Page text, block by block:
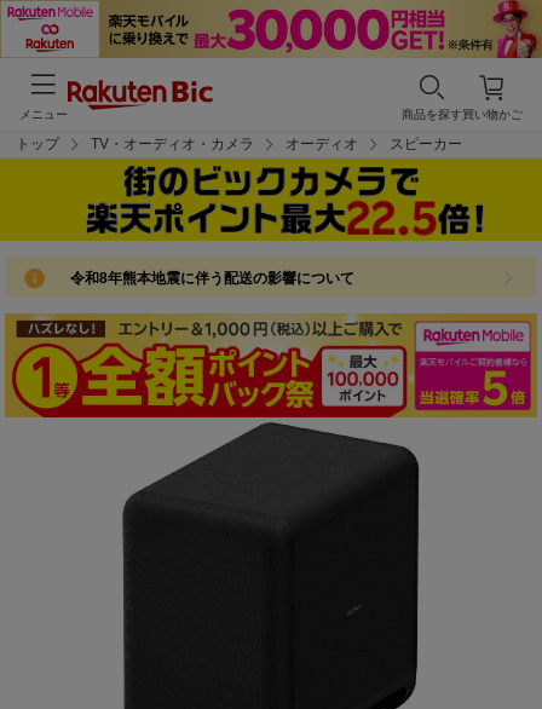
買い物かご
商品を探す
メニュー
トップ TV・オーディオ・カメラ オーディオ スピーカー
令和8年熊本地震に伴う配送の影響について